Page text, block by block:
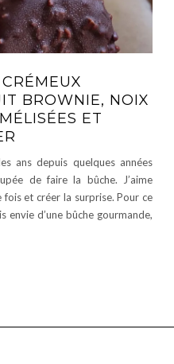
BROWNIE, NOIX
ET
ans depuis quelques années
de faire la bûche. J’aime
fois et créer la surprise. Pour ce
envie d’une bûche gourmande,